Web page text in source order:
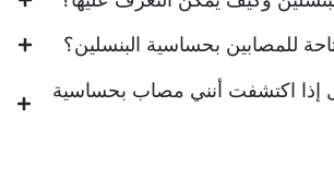
للمصابين بحساسية البنسلين؟
إذا اكتشفت أنني مصاب بحساسية